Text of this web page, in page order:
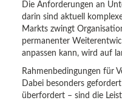
Die Anforderungen an
darin sind aktuell
Markts zwingt
permanenter
anpassen kann, wird auf
Rahmenbedingungen für
Dabei besonders
überfordert – sind die